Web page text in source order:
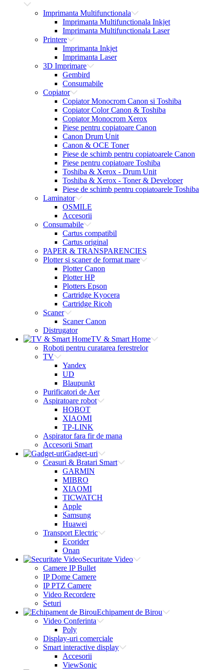
Imprimanta Multifunctionala
Imprimanta Multifunctionala Inkjet
Imprimanta Multifunctionala Laser
Printere
Imprimanta Inkjet
Imprimanta Laser
3D Imprimare
Gembird
Consumabile
Copiator
Copiator Monocrom Canon si Toshiba
Copiator Color Canon & Toshiba
Copiator Monocrom Xerox
Piese pentru copiatoare Canon
Canon Drum Unit
Canon & OCE Toner
Piese de schimb pentru copiatoarele Canon
Piese pentru copiatoare Toshiba
Toshiba & Xerox - Drum Unit
Toshiba & Xerox - Toner & Developer
Piese de schimb pentru copiatoarele Toshiba
Laminator
OSMILE
Accesorii
Consumabile
Cartus compatibil
Cartus original
PAPER & TRANSPARENCIES
Plotter si scaner de format mare
Plotter Canon
Plotter HP
Plotters Epson
Cartridge Kyocera
Cartridge Ricoh
Scaner
Scaner Canon
Distrugator
TV & Smart Home
Roboti pentru curatarea ferestrelor
TV
Yandex
UD
Blaupunkt
Purificatori de Aer
Aspiratoare robot
HOBOT
XIAOMI
TP-LINK
Aspirator fara fir de mana
Accesorii Smart
Gadget-uri
Ceasuri & Bratari Smart
GARMIN
MIBRO
XIAOMI
TICWATCH
Apple
Samsung
Huawei
Transport Electric
Ecorider
Onan
Securitate Video
Camere IP Bullet
IP Dome Camere
IP PTZ Camere
Video Recordere
Seturi
Echipament de Birou
Video Conferinta
Poly
Display-uri comerciale
Smart interactive display
Accesorii
ViewSonic